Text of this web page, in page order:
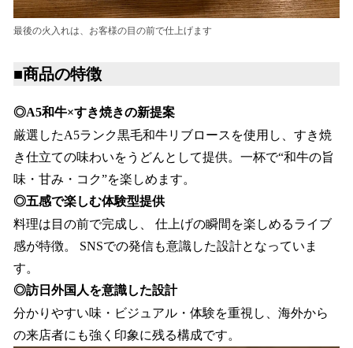
最後の火入れは、お客様の目の前で仕上げます
■商品の特徴
◎A5和牛×すき焼きの新提案
厳選したA5ランク黒毛和牛リブロースを使用し、すき焼
き仕立ての味わいをうどんとして提供。一杯で“和牛の旨
味・甘み・コク”を楽しめます。
◎五感で楽しむ体験型提供
料理は目の前で完成し、 仕上げの瞬間を楽しめるライブ
感が特徴。 SNSでの発信も意識した設計となっていま
す。
◎訪日外国人を意識した設計
分かりやすい味・ビジュアル・体験を重視し、海外から
の来店者にも強く印象に残る構成です。